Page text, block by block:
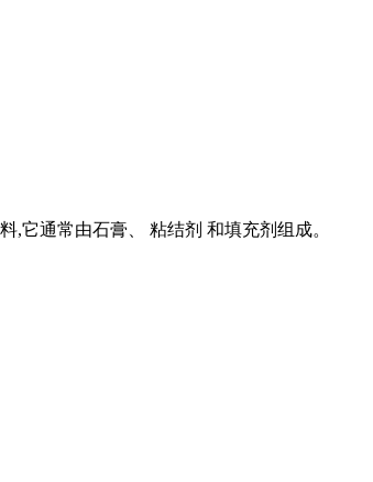
,它通常由石膏、 粘结剂 和填充剂组成。